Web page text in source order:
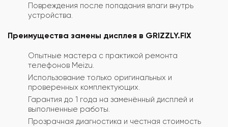
Повреждения после попадания влаги внутрь
устройства.
Преимущества замены дисплея в GRIZZLY.FIX
Опытные мастера с практикой ремонта
телефонов Meizu.
Использование только оригинальных и
проверенных комплектующих.
Гарантия до 1 года на заменённый дисплей и
выполненные работы.
Прозрачная диагностика и честная стоимость